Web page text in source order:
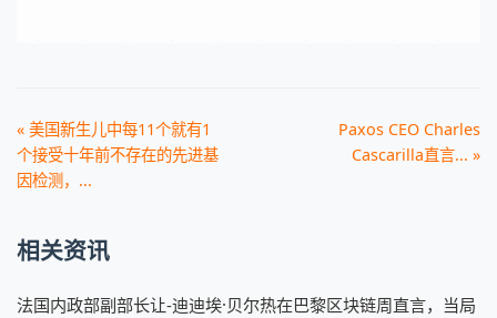
« 美国新生儿中每11个就有1
个接受十年前不存在的先进基
因检测，...
Paxos CEO Charles
Cascarilla直言... »
相关资讯
法国内政部副部长让-迪迪埃·贝尔热在巴黎区块链周直言，当局